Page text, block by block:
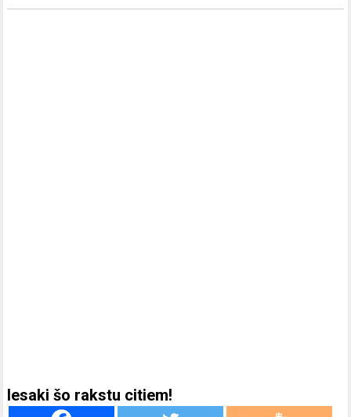
Iesaki šo rakstu citiem!